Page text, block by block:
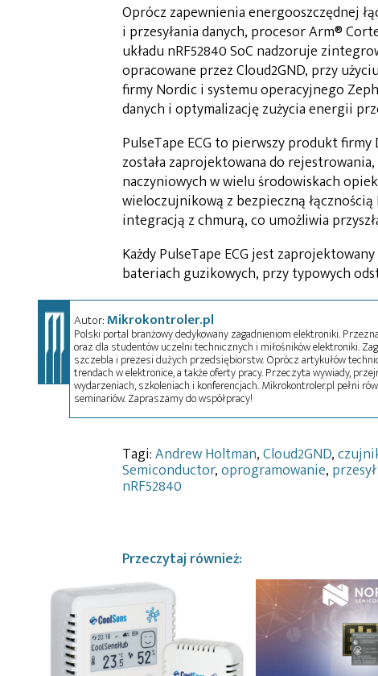
Oprócz zapewnienia energooszczędnej
i przesyłania danych, procesor Arm®
układu nRF52840 SoC nadzoruje
opracowane przez Cloud2GND, przy
firmy Nordic i systemu operacyjnego
danych i optymalizację zużycia energii
PulseTape ECG to pierwszy produkt
została zaprojektowana do
naczyniowych w wielu środowiskach
wieloczujnikową z bezpieczną
integracją z chmurą, co umożliwia
Każdy PulseTape ECG jest
bateriach guzikowych, przy typowych
Autor:Mikrokontroler.pl
Polski portal branżowy dedykowany zagadnieniom elektroniki.
oraz dla studentów uczelni technicznych i miłośników elektroniki.
szczebla i prezesi dużych przedsiębiorstw. Oprócz artykułów
trendach w elektronice, a także oferty pracy. Przeczyta wywiady,
wydarzeniach, szkoleniach i konferencjach. Mikrokontroler.pl pełni
seminariów. Zapraszamy do współpracy!
Tagi:Andrew Holtman,Cloud2GND,
Semiconductor,oprogramowanie,
nRF52840
Przeczytaj również: